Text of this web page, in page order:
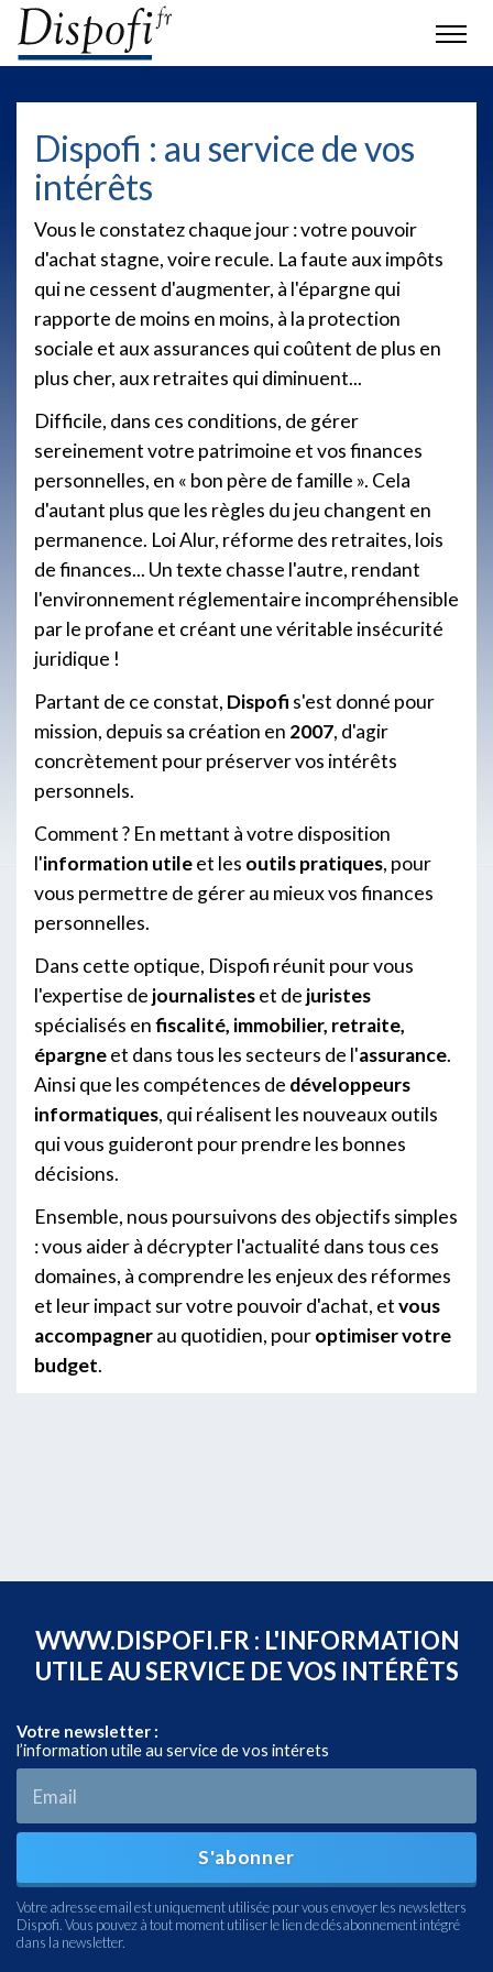
Dispofi : au service de vos
intérêts
Vous le constatez chaque jour : votre pouvoir
d'achat stagne, voire recule. La faute aux impôts
qui ne cessent d'augmenter, à l'épargne qui
rapporte de moins en moins, à la protection
sociale et aux assurances qui coûtent de plus en
plus cher, aux retraites qui diminuent...
Difficile, dans ces conditions, de gérer
sereinement votre patrimoine et vos finances
personnelles, en « bon père de famille ». Cela
d'autant plus que les règles du jeu changent en
permanence. Loi Alur, réforme des retraites, lois
de finances... Un texte chasse l'autre, rendant
l'environnement réglementaire incompréhensible
par le profane et créant une véritable insécurité
juridique !
Partant de ce constat, Dispofi s'est donné pour
mission, depuis sa création en 2007, d'agir
concrètement pour préserver vos intérêts
personnels.
Comment ? En mettant à votre disposition
l'information utileet les outils pratiques, pour
vous permettre de gérer au mieux vos finances
personnelles.
Dans cette optique, Dispofi réunit pour vous
l'expertise de journalisteset de juristes
spécialisés enfiscalité, immobilier, retraite,
épargneet dans tous les secteurs de l'assurance.
Ainsi que les compétences de développeurs
informatiques, qui réalisent les nouveaux outils
qui vous guideront pour prendre les bonnes
décisions.
Ensemble, nous poursuivons des objectifs simples
: vous aider à décrypter l'actualité dans tous ces
domaines, à comprendre les enjeux des réformes
et leur impact sur votre pouvoir d'achat, etvous
accompagnerau quotidien, pouroptimiser votre
budget.
WWW.DISPOFI.FR : L'INFORMATION
UTILE AU SERVICE DE VOS INTÉRÊTS
Votre newsletter :
l’information utile au service de vos intérets
S'abonner
Votre adresse email est uniquement utilisée pour vous envoyer les newsletters
Dispofi. Vous pouvez à tout moment utiliser le lien de désabonnement intégré
dans la newsletter.